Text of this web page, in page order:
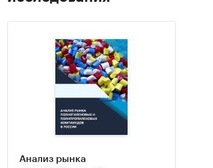
Анализ рынка